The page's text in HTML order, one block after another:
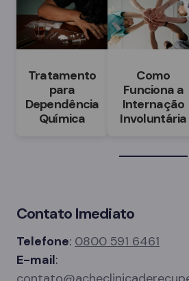
Tratamento
para
Dependência
Química
Como
Funciona a
Internação
Involuntária
Contato Imediato
Telefone: 0800 591 6461
E-mail: